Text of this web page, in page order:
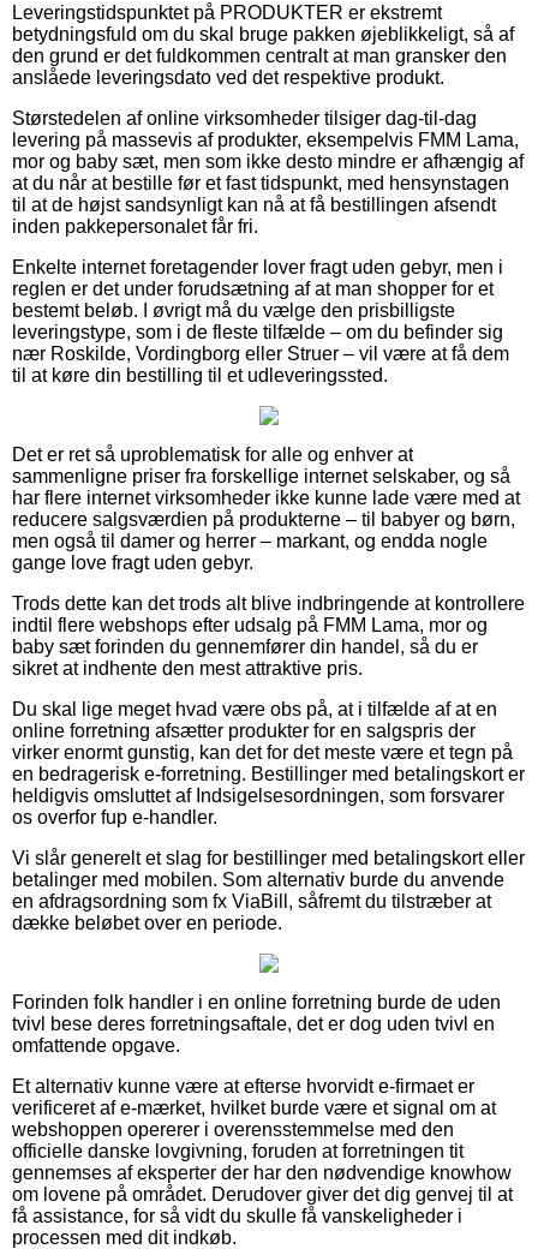
Leveringstidspunktet på PRODUKTER er ekstremt
betydningsfuld om du skal bruge pakken øjeblikkeligt, så af
den grund er det fuldkommen centralt at man gransker den
anslåede leveringsdato ved det respektive produkt.
Størstedelen af online virksomheder tilsiger dag-til-dag
levering på massevis af produkter, eksempelvis FMM Lama,
mor og baby sæt, men som ikke desto mindre er afhængig af
at du når at bestille før et fast tidspunkt, med hensynstagen
til at de højst sandsynligt kan nå at få bestillingen afsendt
inden pakkepersonalet får fri.
Enkelte internet foretagender lover fragt uden gebyr, men i
reglen er det under forudsætning af at man shopper for et
bestemt beløb. I øvrigt må du vælge den prisbilligste
leveringstype, som i de fleste tilfælde – om du befinder sig
nær Roskilde, Vordingborg eller Struer – vil være at få dem
til at køre din bestilling til et udleveringssted.
Det er ret så uproblematisk for alle og enhver at
sammenligne priser fra forskellige internet selskaber, og så
har flere internet virksomheder ikke kunne lade være med at
reducere salgsværdien på produkterne – til babyer og børn,
men også til damer og herrer – markant, og endda nogle
gange love fragt uden gebyr.
Trods dette kan det trods alt blive indbringende at kontrollere
indtil flere webshops efter udsalg på FMM Lama, mor og
baby sæt forinden du gennemfører din handel, så du er
sikret at indhente den mest attraktive pris.
Du skal lige meget hvad være obs på, at i tilfælde af at en
online forretning afsætter produkter for en salgspris der
virker enormt gunstig, kan det for det meste være et tegn på
en bedragerisk e-forretning. Bestillinger med betalingskort er
heldigvis omsluttet af Indsigelsesordningen, som forsvarer
os overfor fup e-handler.
Vi slår generelt et slag for bestillinger med betalingskort eller
betalinger med mobilen. Som alternativ burde du anvende
en afdragsordning som fx ViaBill, såfremt du tilstræber at
dække beløbet over en periode.
Forinden folk handler i en online forretning burde de uden
tvivl bese deres forretningsaftale, det er dog uden tvivl en
omfattende opgave.
Et alternativ kunne være at efterse hvorvidt e-firmaet er
verificeret af e-mærket, hvilket burde være et signal om at
webshoppen opererer i overensstemmelse med den
officielle danske lovgivning, foruden at forretningen tit
gennemses af eksperter der har den nødvendige knowhow
om lovene på området. Derudover giver det dig genvej til at
få assistance, for så vidt du skulle få vanskeligheder i
processen med dit indkøb.